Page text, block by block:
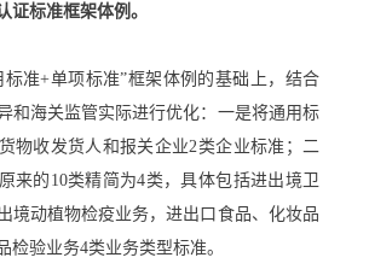
证标准框架体例。
标准+单项标准”框架体例的基础上，结合
和海关监管实际进行优化：一是将通用标
物收发货人和报关企业2类企业标准；二
来的10类精简为4类，具体包括进出境卫
境动植物检疫业务，进出口食品、化妆品
检验业务4类业务类型标准。